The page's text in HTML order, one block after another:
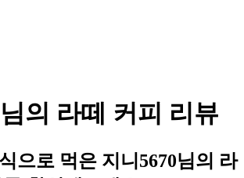
의 라떼 커피 리뷰
으로 먹은 지니5670님의 라